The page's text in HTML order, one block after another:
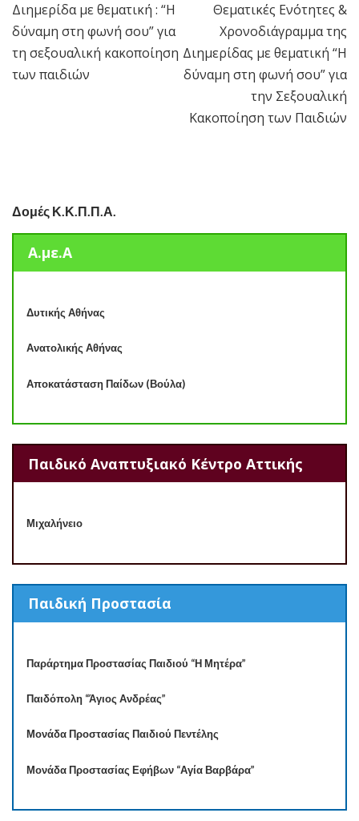
Πλοήγηση
άρθρων
Διημερίδα με θεματική : “Η
δύναμη στη φωνή σου” για
τη σεξουαλική κακοποίηση
των παιδιών
Θεματικές Ενότητες &
Χρονοδιάγραμμα της
Διημερίδας με θεματική “Η
δύναμη στη φωνή σου” για
την Σεξουαλική
Κακοποίηση των Παιδιών
Δομές Κ.Κ.Π.Π.Α.
Α.με.Α
Δυτικής Αθήνας
Ανατολικής Αθήνας
Αποκατάσταση Παίδων (Βούλα)
Παιδικό Αναπτυξιακό Κέντρο Αττικής
Μιχαλήνειο
Παιδική Προστασία
Παράρτημα Προστασίας Παιδιού “Η Μητέρα”
Παιδόπολη “Άγιος Ανδρέας”
Μονάδα Προστασίας Παιδιού Πεντέλης
Μονάδα Προστασίας Εφήβων “Αγία Βαρβάρα”